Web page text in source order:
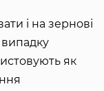
і на зернові
як